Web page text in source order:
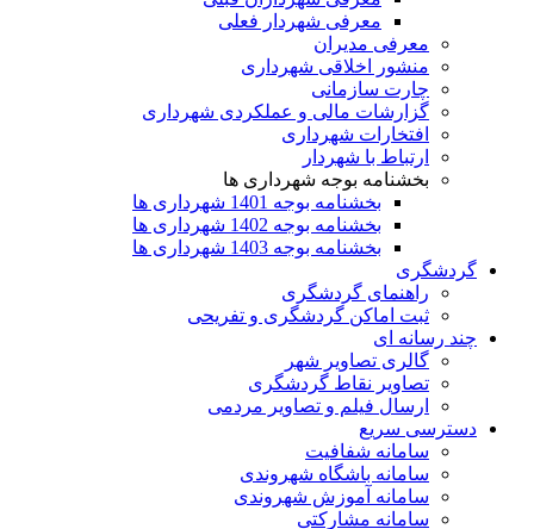
معرفی شهردار فعلی
معرفی مدیران
منشور اخلاقی شهرداری
چارت سازمانی
گزارشات مالی و عملکردی شهرداری
افتخارات شهرداری
ارتباط با شهردار
بخشنامه بوجه شهرداری ها
بخشنامه بوجه 1401 شهرداری ها
بخشنامه بوجه 1402 شهرداری ها
بخشنامه بوجه 1403 شهرداری ها
گردشگری
راهنمای گردشگری
ثبت اماکن گردشگری و تفریحی
چند رسانه ای
گالری تصاویر شهر
تصاویر نقاط گردشگری
ارسال فیلم و تصاویر مردمی
دسترسی سریع
سامانه شفافیت
سامانه باشگاه شهروندی
سامانه آموزش شهروندی
سامانه مشارکتی